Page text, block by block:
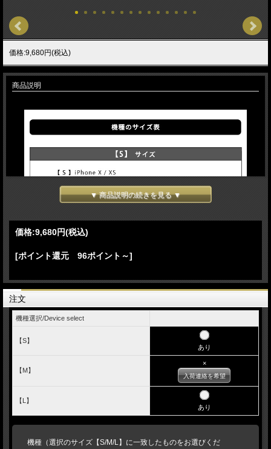
価格:9,680円(税込)
商品説明
▼ 商品説明の続きを見る ▼
価格:9,680円(税込)
[ポイント還元 96ポイント～]
注文
機種選択/Device select
【S】
あり
【M】
×
入荷連絡を希望
【L】
あり
機種（選択のサイズ【S/M/L】に一致したものをお選びくだ